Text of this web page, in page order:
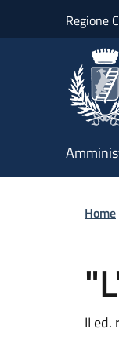
Regione
Home
II ed.